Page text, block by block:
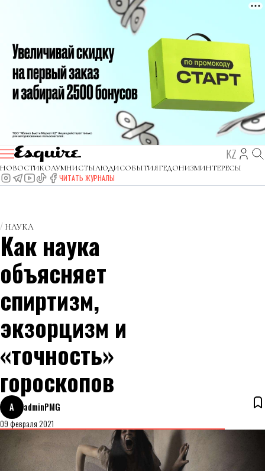
KZ
НОВОСТИКОЛУМНИСТЫЛЮДИСОБЫТИЯГЕДОНИЗМИНТЕРЕСЫ
ЧИТАТЬ ЖУРНАЛЫ
НАУКА
Как наука
объясняет
спиртизм,
экзорцизм и
«точность»
гороскопов
A
adminPMG
09 февраля 2021